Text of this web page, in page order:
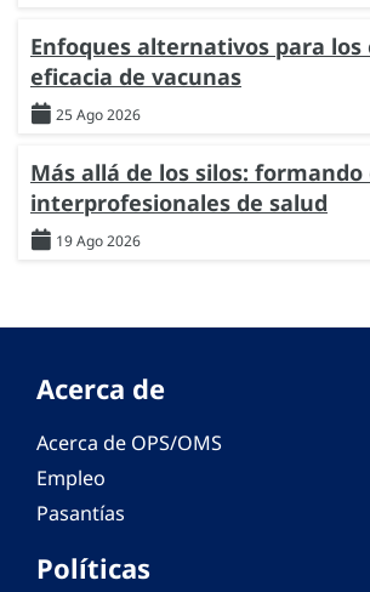
Enfoques alternativos para los
eficacia de vacunas
25 Ago 2026
Más allá de los silos: formando
interprofesionales de salud
19 Ago 2026
Acerca de
Acerca de OPS/OMS
Empleo
Pasantías
Políticas